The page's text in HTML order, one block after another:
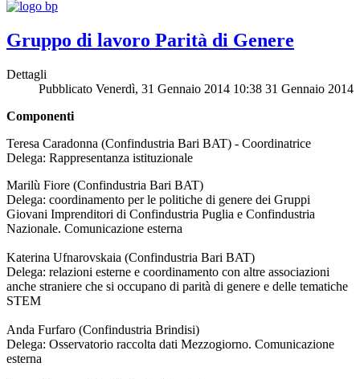
Gruppo di lavoro Parità di Genere
Dettagli
Pubblicato Venerdì, 31 Gennaio 2014 10:38 31 Gennaio 2014
Componenti
Teresa Caradonna (Confindustria Bari BAT) - Coordinatrice
Delega: Rappresentanza istituzionale
Marilù Fiore (Confindustria Bari BAT)
Delega: coordinamento per le politiche di genere dei Gruppi
Giovani Imprenditori di Confindustria Puglia e Confindustria
Nazionale. Comunicazione esterna
Katerina Ufnarovskaia (Confindustria Bari BAT)
Delega: relazioni esterne e coordinamento con altre associazioni
anche straniere che si occupano di parità di genere e delle tematiche
STEM
Anda Furfaro (Confindustria Brindisi)
Delega: Osservatorio raccolta dati Mezzogiorno. Comunicazione
esterna